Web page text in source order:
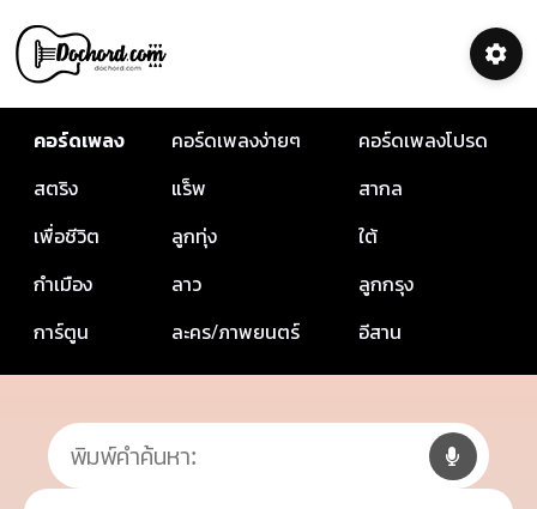
คอร์ดเพลง คอร์ดเพลงง่ายๆ
คอร์ดเพลงโปรด
สตริง
แร็พ
สากล
เพื่อชีวิต
ลูกทุ่ง
ใต้
กำเมือง
ลาว
ลูกกรุง
การ์ตูน
ละคร/ภาพยนตร์ อีสาน